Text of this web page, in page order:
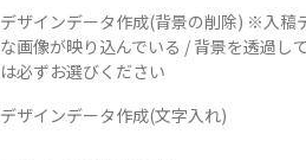
デザインデータ作成(背景の削除) ※入稿
な画像が映り込んでいる / 背景を透過し
は必ずお選びください
デザインデータ作成(文字入れ)